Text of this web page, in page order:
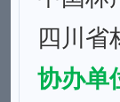
四川省
协办单